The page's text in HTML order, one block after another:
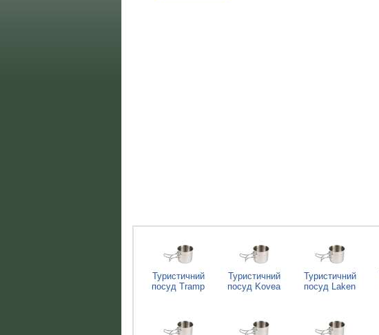
Туристичний
посуд Tramp
Туристичний
посуд Kovea
Туристичний
посуд Laken